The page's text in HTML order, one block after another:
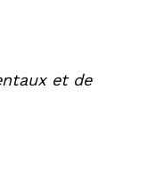
et de